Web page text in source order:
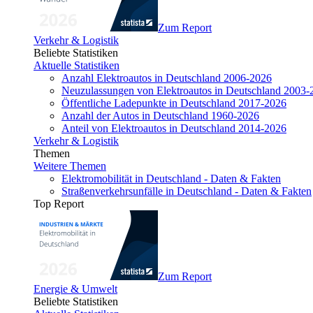
Zum Report
Verkehr & Logistik
Beliebte Statistiken
Aktuelle Statistiken
Anzahl Elektroautos in Deutschland 2006-2026
Neuzulassungen von Elektroautos in Deutschland 2003-
Öffentliche Ladepunkte in Deutschland 2017-2026
Anzahl der Autos in Deutschland 1960-2026
Anteil von Elektroautos in Deutschland 2014-2026
Verkehr & Logistik
Themen
Weitere Themen
Elektromobilität in Deutschland - Daten & Fakten
Straßenverkehrsunfälle in Deutschland - Daten & Fakten
Top Report
Zum Report
Energie & Umwelt
Beliebte Statistiken